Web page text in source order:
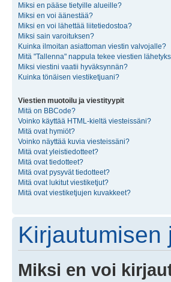
Miksi en pääse tietyille alueille?
Miksi en voi äänestää?
Miksi en voi lähettää liitetiedostoa?
Miksi sain varoituksen?
Kuinka ilmoitan asiattoman viestin valvojalle?
Mitä "Tallenna" nappula tekee viestien
Miksi viestini vaatii hyväksynnän?
Kuinka tönäisen viestiketjuani?
Viestien muotoilu ja viestityypit
Mitä on BBCode?
Voinko käyttää HTML-kieltä viesteissäni?
Mitä ovat hymiöt?
Voinko näyttää kuvia viesteissäni?
Mitä ovat yleistiedotteet?
Mitä ovat tiedotteet?
Mitä ovat pysyvät tiedotteet?
Mitä ovat lukitut viestiketjut?
Mitä ovat viestiketjujen kuvakkeet?
Kirjautumisen
Miksi en voi